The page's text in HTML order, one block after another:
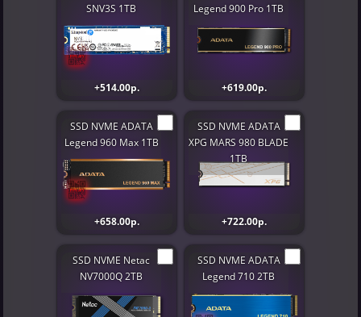
SNV3S 1TB
+514.00р.
Legend 900 Pro 1TB
+619.00р.
SSD NVME ADATA
Legend 960 Max 1TB
+658.00р.
SSD NVME ADATA
XPG MARS 980 BLADE
1TB
+722.00р.
SSD NVME Netac
NV7000Q 2TB
SSD NVME ADATA
Legend 710 2TB